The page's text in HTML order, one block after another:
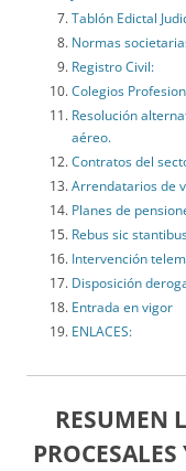
Tablón Edictal
Normas
Registro Civil:
Colegios
Resolución
aéreo.
Contratos del
Arrendatarios de
Planes de
Rebus sic
Intervención
Disposición
Entrada en vigor
ENLACES:
RESUMEN